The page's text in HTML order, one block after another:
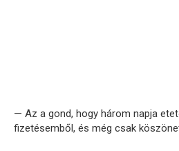
— Az a gond, hogy három napja
fizetésemből, és még csak